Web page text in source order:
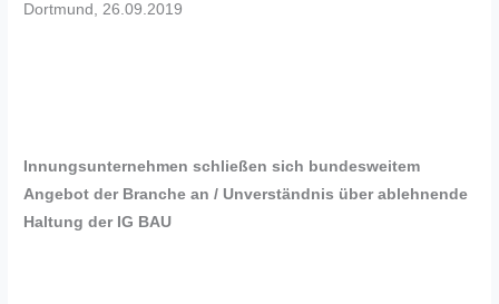
Dortmund, 26.09.2019
Innungsunternehmen schließen sich bundesweitem
Angebot der Branche an / Unverständnis über ablehnende
Haltung der IG BAU